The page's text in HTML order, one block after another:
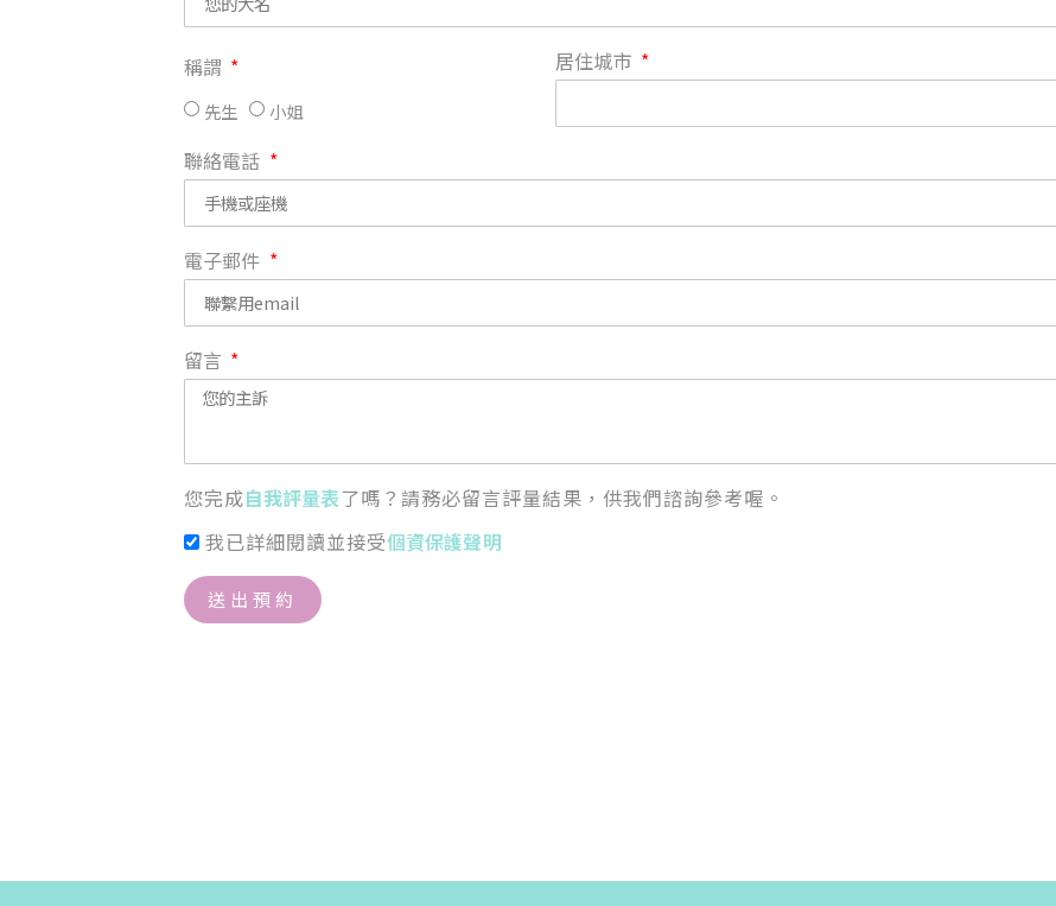
稱謂
先生 小姐
居住城市
聯絡電話
電子郵件
留言
您完成自我評量表了嗎？請務必留言評量結果，供我們諮詢參考喔。
我已詳細閱讀並接受個資保護聲明
送出預約
入會費新臺幣1200元，於會員入會時繳納；常年會費1200
元，於每年度繳納。
戶名: 社團法人台灣自律神經健康培訓暨發展協會